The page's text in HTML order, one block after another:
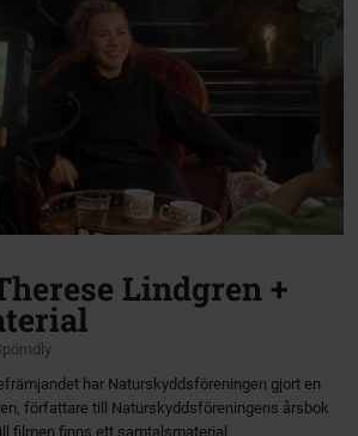
Lindgren +
har Naturskyddsföreningen gjort en
författare till Naturskyddsföreningens årsbok
filmen finns ett samtalsmaterial.